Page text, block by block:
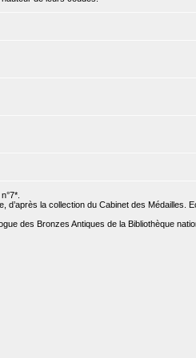
d’après la collection du Cabinet des Médailles.
des Bronzes Antiques de la Bibliothèque